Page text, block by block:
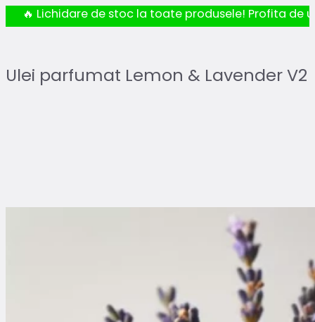
🔥 Lichidare de stoc la toate produsele! Profita de
Ulei parfumat Lemon & Lavender V2